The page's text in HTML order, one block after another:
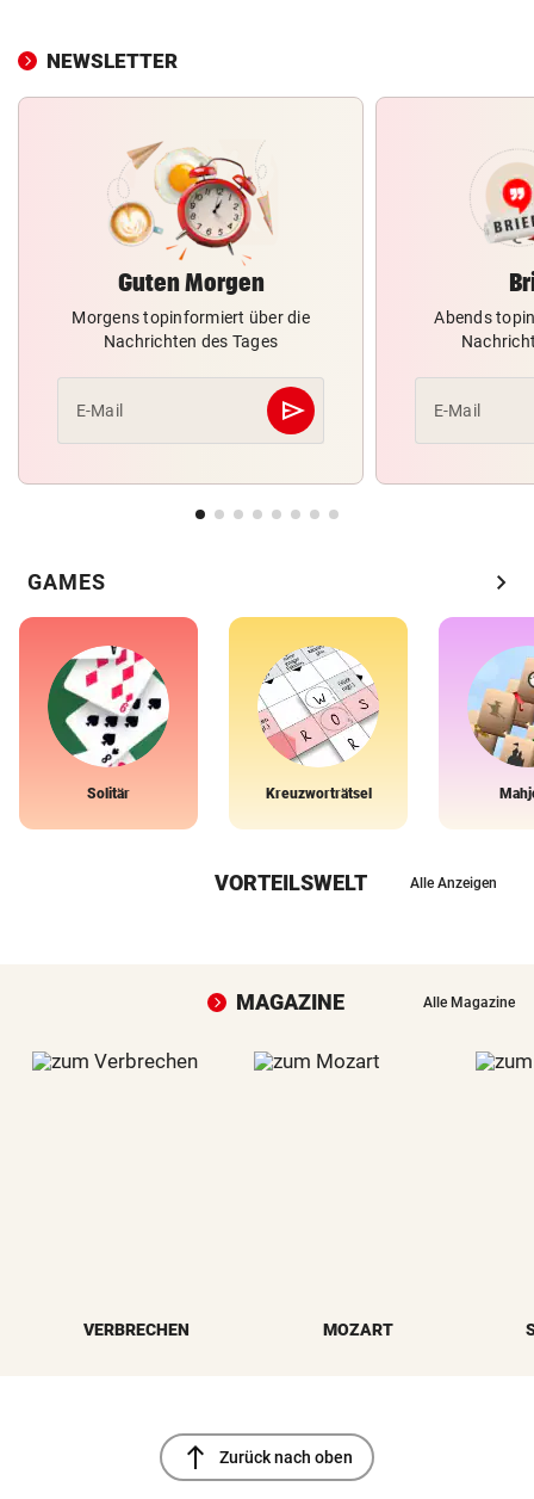
NEWSLETTER
Guten Morgen
Morgens topinformiert über die
Nachrichten des Tages
E-Mail send
Abschicken
Abends
E-Mail
GAMES chevron_right
Solitär Kreuzworträtsel
VORTEILSWELT Alle Anzeigen
MAGAZINE Alle Magazine
VERBRECHEN MOZART
north Zurück nach oben